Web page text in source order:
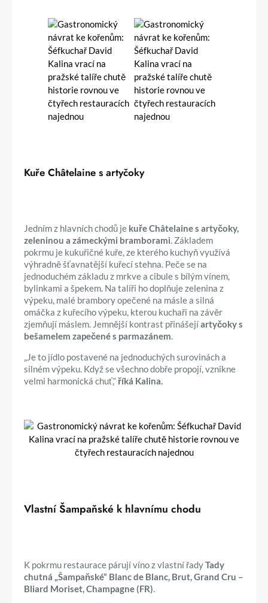
Kuře Châtelaine s artyčoky
Jedním z hlavních chodů je kuře Châtelaine s artyčoky,
zeleninou a zámeckými bramborami. Základem
pokrmu je kukuřičné kuře, ze kterého kuchyň využívá
výhradně šťavnatější kuřecí stehna. Peče se na
jednoduchém základu z mrkve a cibule s bílým vínem,
bylinkami a špekem. Na talíři ho doplňuje zelenina z
výpeku, malé brambory opečené na másle a silná
omáčka z kuřecího výpeku, kterou kuchaři na závěr
zjemňují máslem. Jemnější kontrast přinášejíartyčoky s
bešamelem zapečené s parmazánem.
„Je to jídlo postavené na jednoduchých surovinách a
silném výpeku. Když se všechno dobře propojí, vznikne
velmi harmonická chuť,“říká Kalina.
Vlastní Šampaňské k hlavnímu chodu
K pokrmu restaurace párují víno z vlastní řadyTady
chutná „Šampaňské“ Blanc de Blanc, Brut, Grand Cru –
Bliard Moriset, Champagne (FR).